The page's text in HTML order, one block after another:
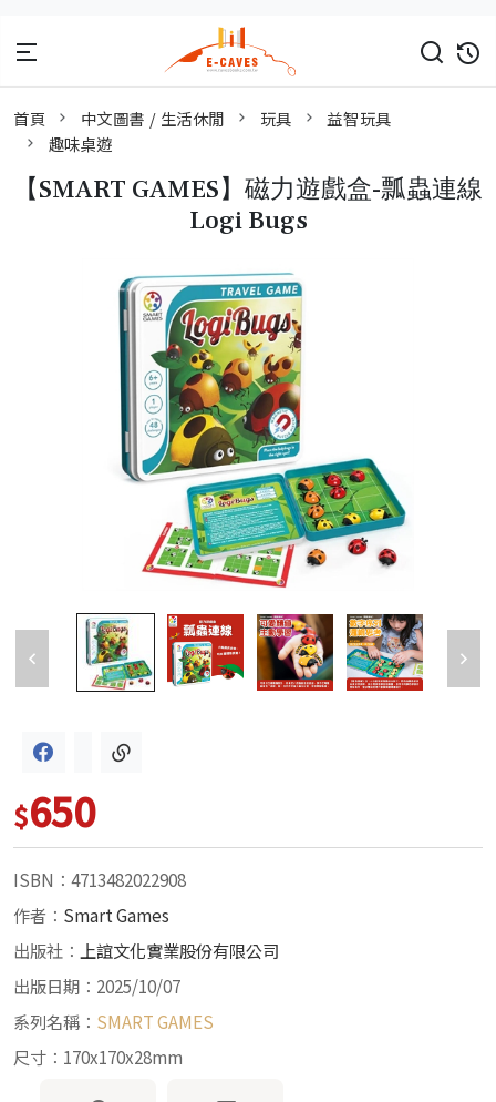
首頁 中文圖書 / 生活休閒 玩具
益智玩具
趣味桌遊
【SMART GAMES】磁力遊戲盒-瓢蟲連線
Logi Bugs
$650
ISBN：4713482022908
作者： Smart Games
出版社： 上誼文化實業股份有限公司
出版日期：2025/10/07
系列名稱： SMART GAMES
尺寸：170x170x28mm